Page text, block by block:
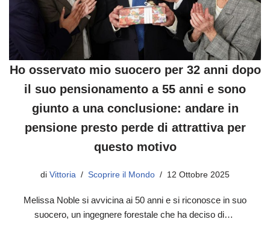
Ho osservato mio suocero per 32 anni dopo
il suo pensionamento a 55 anni e sono
giunto a una conclusione: andare in
pensione presto perde di attrattiva per
questo motivo
di Vittoria Scoprire il Mondo 12 Ottobre 2025
Melissa Noble si avvicina ai 50 anni e si riconosce in suo
suocero, un ingegnere forestale che ha deciso di…